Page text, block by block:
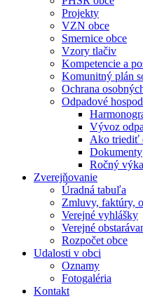
Projekty
VZN obce
Smernice obce
Vzory tlačiv
Kompetencie a
Komunitný plán
Ochrana
Odpadové
Vývoz
Ako triediť
Dokumenty
Ročný
Zverejňovanie
Úradná tabuľa
Zmluvy, faktúry,
Verejné vyhlášky
Verejné
Rozpočet obce
Udalosti v obci
Oznamy
Fotogaléria
Kontakt